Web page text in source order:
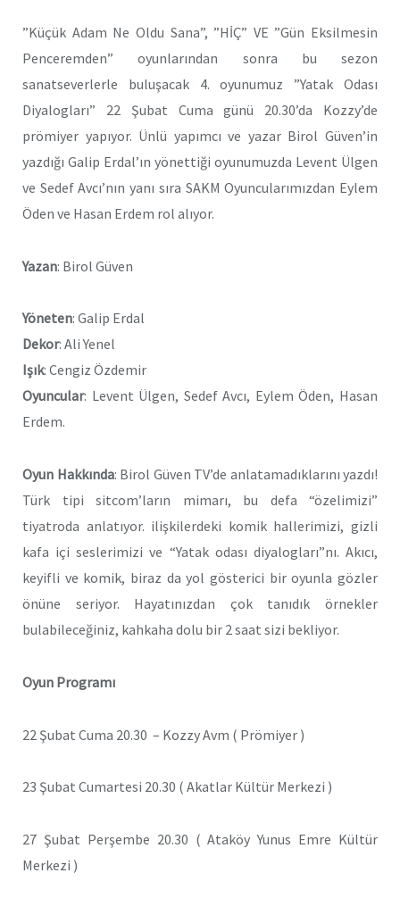
”Küçük Adam Ne Oldu Sana”, ”HİÇ” VE ”Gün Eksilmesin
Penceremden” oyunlarından sonra bu sezon
sanatseverlerle buluşacak 4. oyunumuz ”Yatak Odası
Diyalogları” 22 Şubat Cuma günü 20.30’da Kozzy’de
prömiyer yapıyor. Ünlü yapımcı ve yazar Birol Güven’in
yazdığı Galip Erdal’ın yönettiği oyunumuzda Levent Ülgen
ve Sedef Avcı’nın yanı sıra SAKM Oyuncularımızdan Eylem
Öden ve Hasan Erdem rol alıyor.
Yazan: Birol Güven
Yöneten: Galip Erdal
Dekor: Ali Yenel
Işık: Cengiz Özdemir
Oyuncular: Levent Ülgen, Sedef Avcı, Eylem Öden, Hasan
Erdem.
Oyun Hakkında: Birol Güven TV’de anlatamadıklarını yazdı!
Türk tipi sitcom’ların mimarı, bu defa “özelimizi”
tiyatroda anlatıyor. ilişkilerdeki komik hallerimizi, gizli
kafa içi seslerimizi ve “Yatak odası diyalogları”nı. Akıcı,
keyifli ve komik, biraz da yol gösterici bir oyunla gözler
önüne seriyor. Hayatınızdan çok tanıdık örnekler
bulabileceğiniz, kahkaha dolu bir 2 saat sizi bekliyor.
Oyun Programı
22 Şubat Cuma 20.30 – Kozzy Avm ( Prömiyer )
23 Şubat Cumartesi 20.30 ( Akatlar Kültür Merkezi )
27 Şubat Perşembe 20.30 ( Ataköy Yunus Emre Kültür
Merkezi )